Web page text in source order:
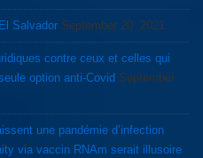
Salvador September 20, 2021
contre ceux et celles qui
option anti-Covid September
une pandémie d’infection
via vaccin RNAm serait illusoire